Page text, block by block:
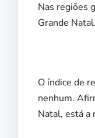
Nas regiões
Grande Natal.
O índice de
nenhum.
Natal, está a